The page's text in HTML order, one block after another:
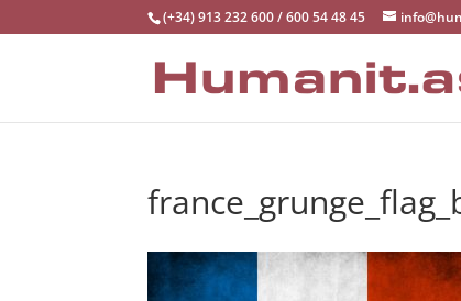
(+34) 913 232 600 / 600 54 48 45